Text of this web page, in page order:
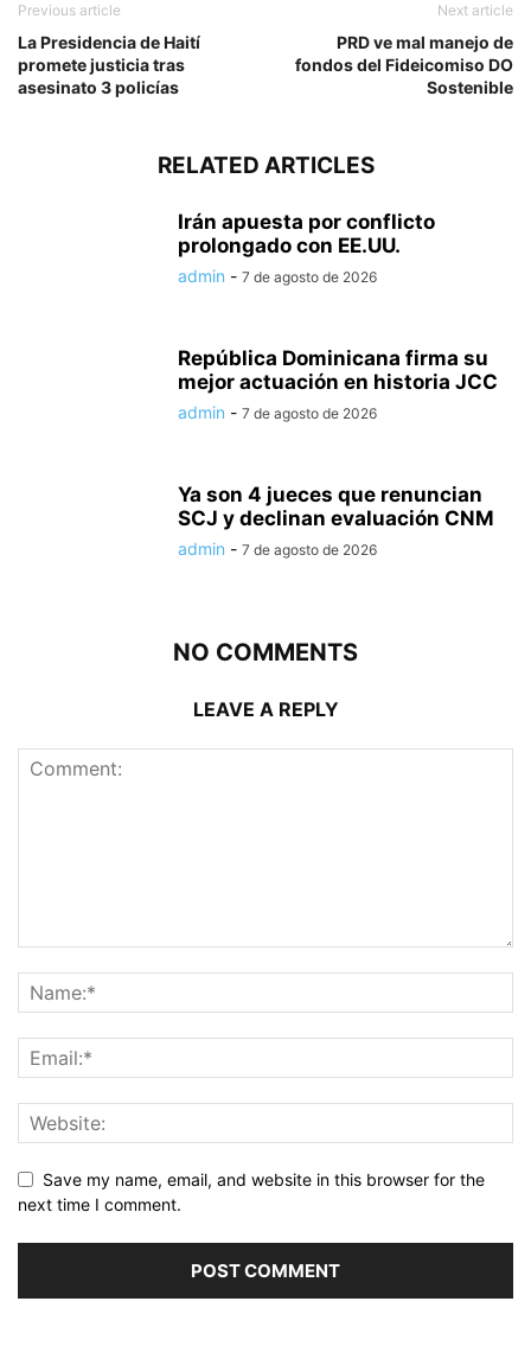
Previous article
La Presidencia de Haití
promete justicia tras
asesinato 3 policías
Next article
PRD ve mal manejo de
fondos del Fideicomiso DO
Sostenible
RELATED ARTICLES
Irán apuesta por conflicto
prolongado con EE.UU.
admin - 7 de agosto de 2026
República Dominicana firma su
mejor actuación en historia JCC
admin - 7 de agosto de 2026
Ya son 4 jueces que renuncian
SCJ y declinan evaluación CNM
admin - 7 de agosto de 2026
NO COMMENTS
LEAVE A REPLY
Save my name, email, and website in this browser for the
next time I comment.